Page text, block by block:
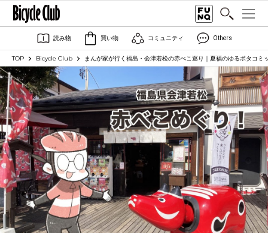
読み物 買い物 コミュニティ Others
TOP Bicycle Club まんが家が行く福島・会津若松の赤べこ巡り｜夏福のゆるポタコミ